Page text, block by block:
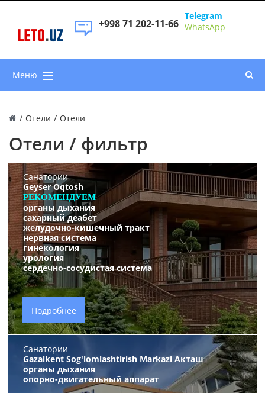
LETO.UZ
+998 71 202-11-66
Telegram
WhatsApp
Меню
/ Отели / Отели
Отели / фильтр
Санатории
Geyser Oqtosh
РЕКОМЕНДУЕМ
органы дыхания
сахарный деабет
желудочно-кишечный тракт
нервная система
гинекология
урология
сердечно-сосудистая система
Подробнее
Санатории
Gazalkent Sog'lomlashtirish Markazi Акташ
органы дыхания
опорно-двигательный аппарат